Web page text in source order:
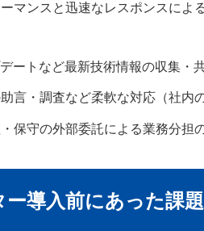
マンスと迅速なレスポンスによ
ートなど最新技術情報の収集・
言・調査など柔軟な対応（社内
保守の外部委託による業務分担
導入前にあった課